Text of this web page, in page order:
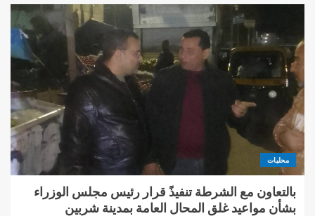
محليات
بالتعاون مع الشرطة تنفيذً قرار رئيس مجلس الوزراء
بشأن مواعيد غلق المحال العامة بمدينة شربين